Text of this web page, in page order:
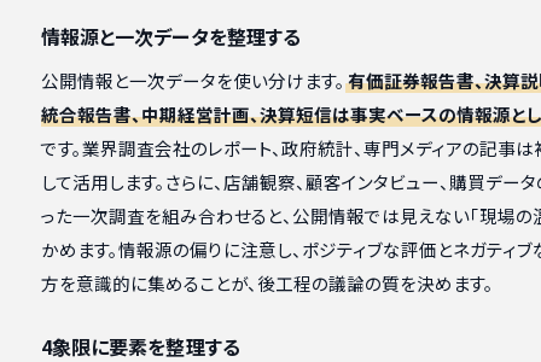
情報源と一次データを整理する
公開情報と一次データを使い分けます。 有価証券報告書、決算
統合報告書、中期経営計画、決算短信は事実ベースの情報源と
です。業界調査会社のレポート、政府統計、専門メディアの記事
して活用します。さらに、店舗観察、顧客インタビュー、購買デー
った一次調査を組み合わせると、公開情報では見えない「現場の
かめます。情報源の偏りに注意し、ポジティブな評価とネガティ
方を意識的に集めることが、後工程の議論の質を決めます。
4象限に要素を整理する